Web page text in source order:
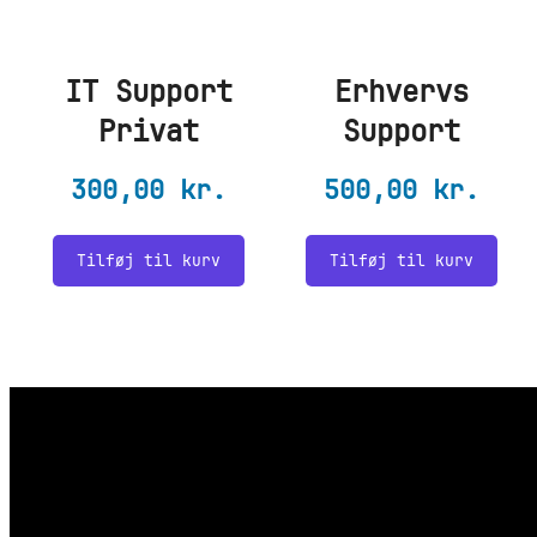
IT Support
Privat
300,00 kr.
Tilføj til kurv
Erhvervs
Support
500,00 kr.
Tilføj til kurv